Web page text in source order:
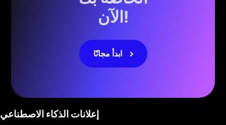
الآن!
ابدأ مجانًا
إعلانات الذكاء الاصطناعي